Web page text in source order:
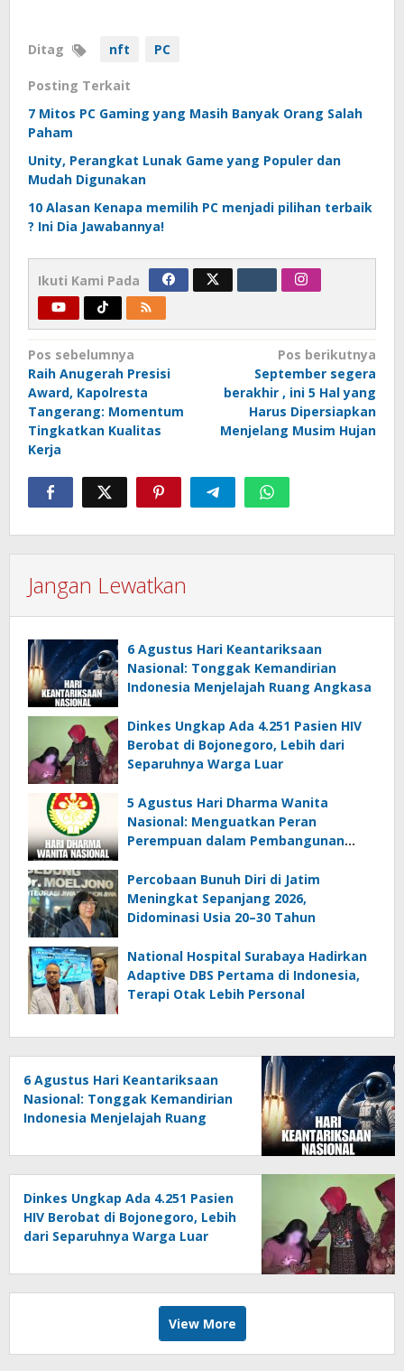
Ditag nft PC
Posting Terkait
7 Mitos PC Gaming yang Masih Banyak Orang Salah
Paham
Unity, Perangkat Lunak Game yang Populer dan
Mudah Digunakan
10 Alasan Kenapa memilih PC menjadi pilihan terbaik
? Ini Dia Jawabannya!
Ikuti Kami Pada
Navigasi
pos
Pos sebelumnya
Raih Anugerah Presisi
Award, Kapolresta
Tangerang: Momentum
Tingkatkan Kualitas
Kerja
Pos berikutnya
September segera
berakhir , ini 5 Hal yang
Harus Dipersiapkan
Menjelang Musim Hujan
Jangan Lewatkan
6 Agustus Hari Keantariksaan
Nasional: Tonggak Kemandirian
Indonesia Menjelajah Ruang Angkasa
Dinkes Ungkap Ada 4.251 Pasien HIV
Berobat di Bojonegoro, Lebih dari
Separuhnya Warga Luar
5 Agustus Hari Dharma Wanita
Nasional: Menguatkan Peran
Perempuan dalam Pembangunan
Percobaan Bunuh Diri di Jatim
Meningkat Sepanjang 2026,
Didominasi Usia 20–30 Tahun
National Hospital Surabaya Hadirkan
Adaptive DBS Pertama di Indonesia,
Terapi Otak Lebih Personal
6 Agustus Hari Keantariksaan
Nasional: Tonggak Kemandirian
Indonesia Menjelajah Ruang
Dinkes Ungkap Ada 4.251 Pasien
HIV Berobat di Bojonegoro, Lebih
dari Separuhnya Warga Luar
View More